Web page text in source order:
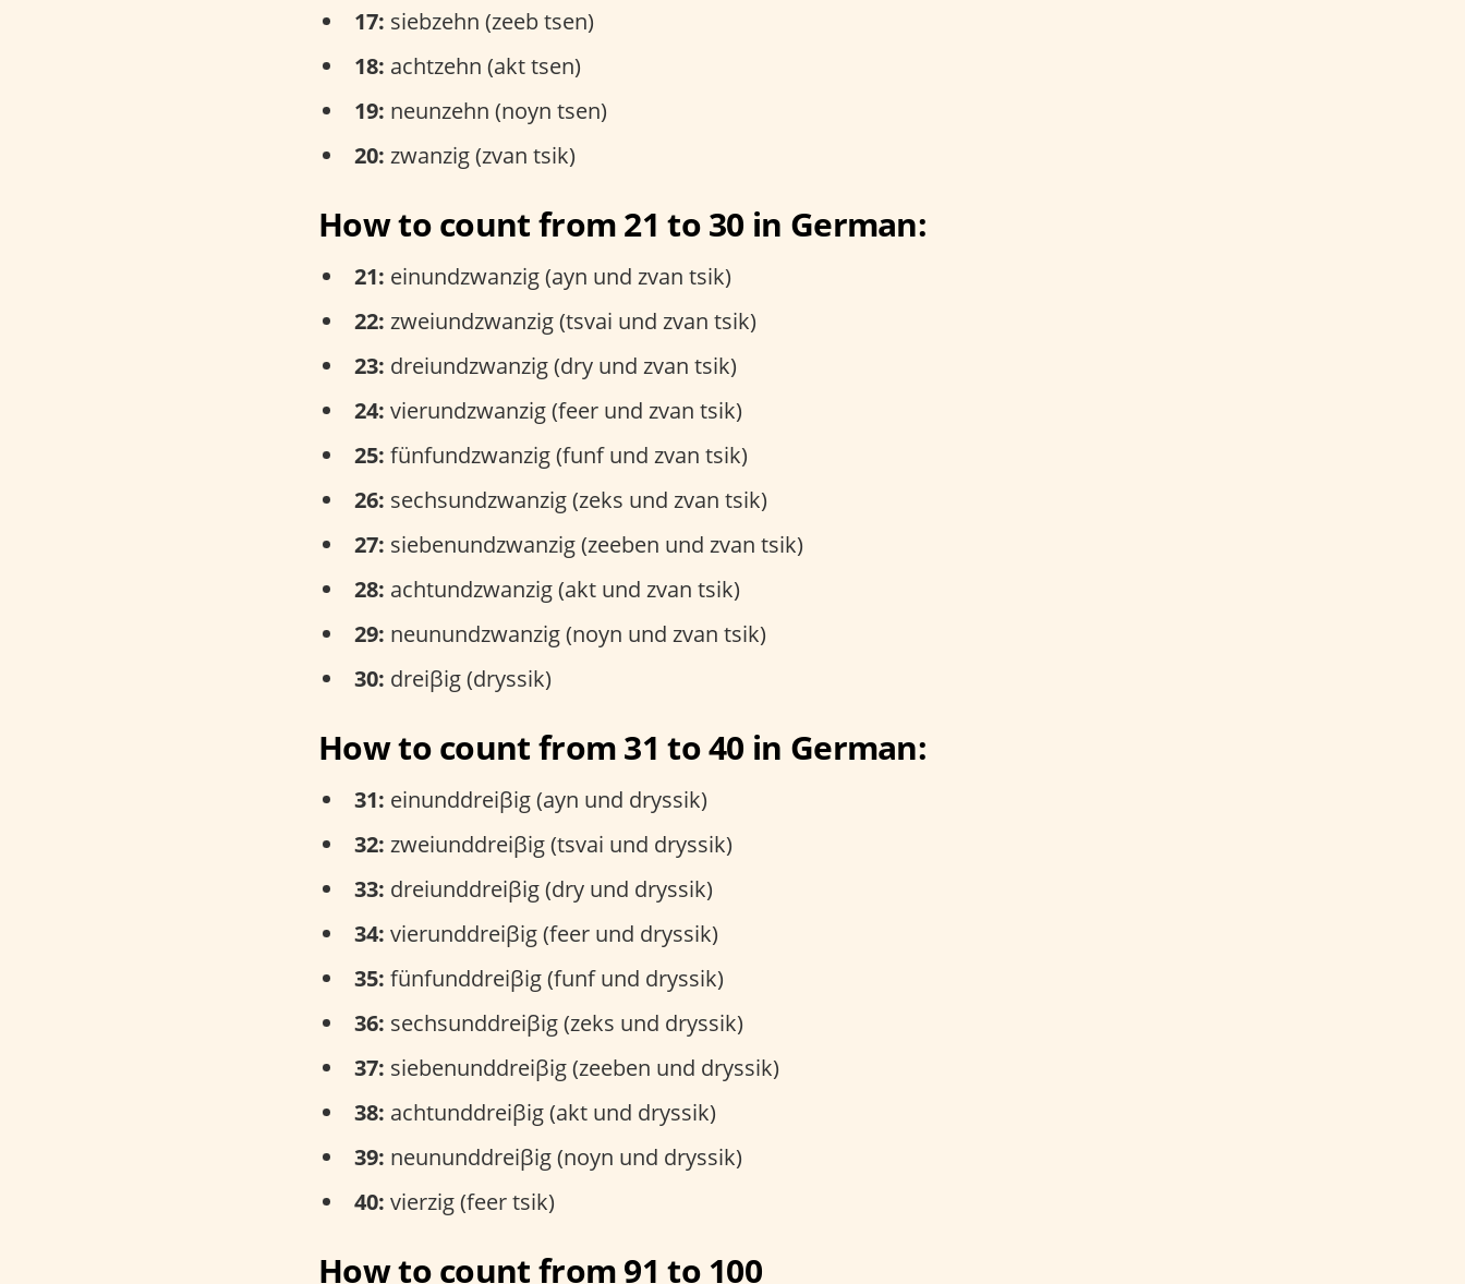
17: siebzehn (zeeb tsen)
18: achtzehn (akt tsen)
19: neunzehn (noyn tsen)
20: zwanzig (zvan tsik)
How to count from 21 to 30 in German:
21: einundzwanzig (ayn und zvan tsik)
22: zweiundzwanzig (tsvai und zvan tsik)
23: dreiundzwanzig (dry und zvan tsik)
24: vierundzwanzig (feer und zvan tsik)
25: fünfundzwanzig (funf und zvan tsik)
26: sechsundzwanzig (zeks und zvan tsik)
27: siebenundzwanzig (zeeben und zvan tsik)
28: achtundzwanzig (akt und zvan tsik)
29: neunundzwanzig (noyn und zvan tsik)
30: dreiβig (dryssik)
How to count from 31 to 40 in German:
31: einunddreiβig (ayn und dryssik)
32: zweiunddreiβig (tsvai und dryssik)
33: dreiunddreiβig (dry und dryssik)
34: vierunddreiβig (feer und dryssik)
35: fünfunddreiβig (funf und dryssik)
36: sechsunddreiβig (zeks und dryssik)
37: siebenunddreiβig (zeeben und dryssik)
38: achtunddreiβig (akt und dryssik)
39: neununddreiβig (noyn und dryssik)
40: vierzig (feer tsik)
How to count from 91 to 100